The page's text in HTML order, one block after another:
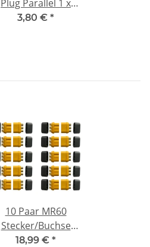
Plug Parallel 1 x
Buchse 2 x Stecker
3,80 € *
10 Paar MR60
Stecker/Buchse
(male/female) 3,0
18,99 € *